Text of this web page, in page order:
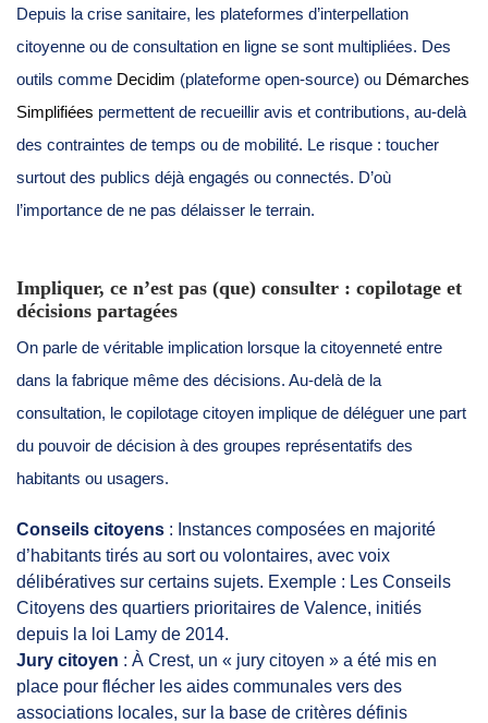
Depuis la crise sanitaire, les plateformes d’interpellation
citoyenne ou de consultation en ligne se sont multipliées. Des
outils comme Decidim (plateforme open-source) ou Démarches
Simplifiées permettent de recueillir avis et contributions, au-delà
des contraintes de temps ou de mobilité. Le risque : toucher
surtout des publics déjà engagés ou connectés. D’où
l’importance de ne pas délaisser le terrain.
Impliquer, ce n’est pas (que) consulter : copilotage et
décisions partagées
On parle de véritable implication lorsque la citoyenneté entre
dans la fabrique même des décisions. Au-delà de la
consultation, le copilotage citoyen implique de déléguer une part
du pouvoir de décision à des groupes représentatifs des
habitants ou usagers.
Conseils citoyens : Instances composées en majorité
d’habitants tirés au sort ou volontaires, avec voix
délibératives sur certains sujets. Exemple : Les Conseils
Citoyens des quartiers prioritaires de Valence, initiés
depuis la loi Lamy de 2014.
Jury citoyen : À Crest, un « jury citoyen » a été mis en
place pour flécher les aides communales vers des
associations locales, sur la base de critères définis